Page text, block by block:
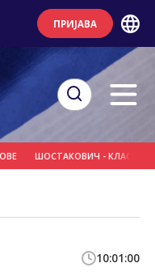
ПРИЈАВА
ШОСТАКОВИЧ - КЛАСИК И
10:01:00